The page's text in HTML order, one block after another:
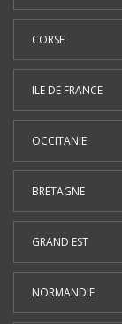
CORSE
ILE DE FRANCE
OCCITANIE
BRETAGNE
GRAND EST
NORMANDIE